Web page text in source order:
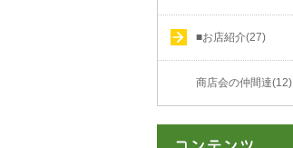
■お店紹介(27)
商店会の仲間達(12)